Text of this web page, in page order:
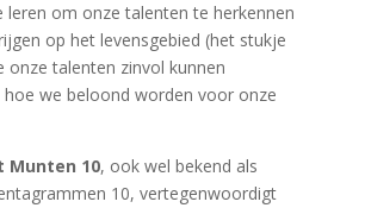
leren om onze talenten te herkennen
op het levensgebied (het stukje
onze talenten zinvol kunnen
hoe we beloond worden voor onze
Munten 10, ook wel bekend als
10, vertegenwoordigt